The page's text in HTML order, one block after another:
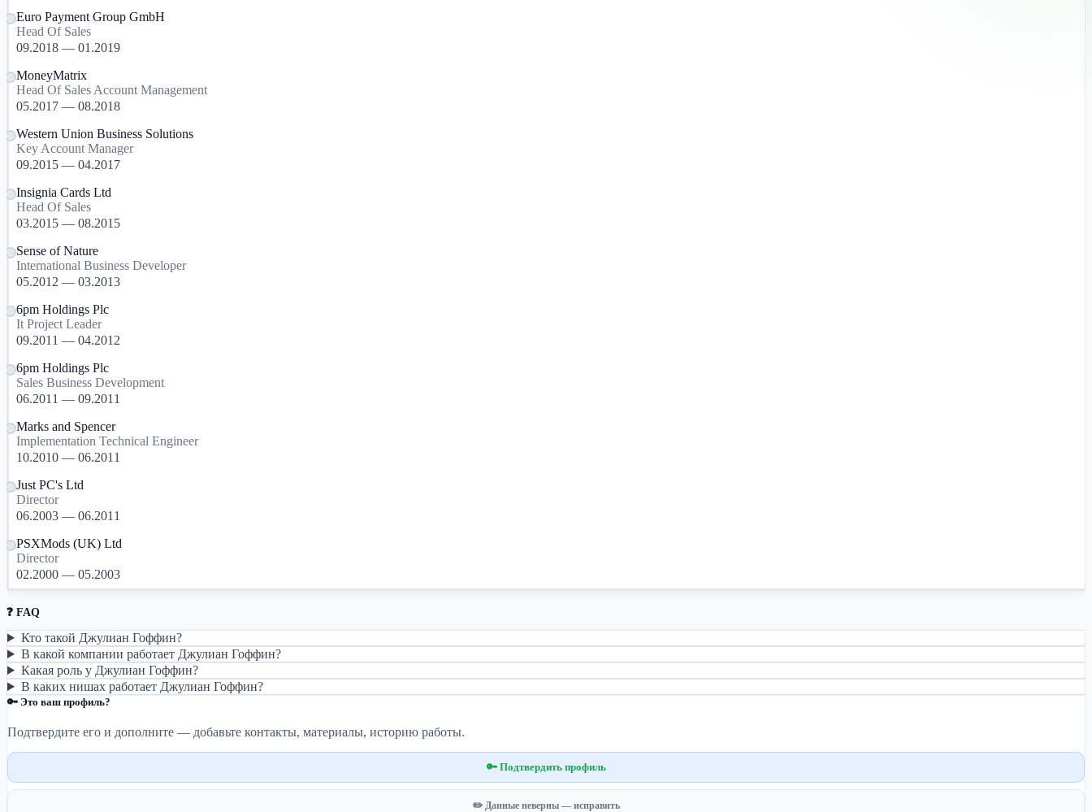
Euro Payment Group GmbH
Head Of Sales
09.2018 — 01.2019
MoneyMatrix
Head Of Sales Account Management
05.2017 — 08.2018
Western Union Business Solutions
Key Account Manager
09.2015 — 04.2017
Insignia Cards Ltd
Head Of Sales
03.2015 — 08.2015
Sense of Nature
International Business Developer
05.2012 — 03.2013
6pm Holdings Plc
It Project Leader
09.2011 — 04.2012
6pm Holdings Plc
Sales Business Development
06.2011 — 09.2011
Marks and Spencer
Implementation Technical Engineer
10.2010 — 06.2011
Just PC's Ltd
Director
06.2003 — 06.2011
PSXMods (UK) Ltd
Director
02.2000 — 05.2003
❓ FAQ
Кто такой Джулиан Гоффин?
В какой компании работает Джулиан Гоффин?
Какая роль у Джулиан Гоффин?
В каких нишах работает Джулиан Гоффин?
🔑 Это ваш профиль?
Подтвердите его и дополните — добавьте контакты, материалы, историю работы.
🔑 Подтвердить профиль
✏️ Данные неверны — исправить